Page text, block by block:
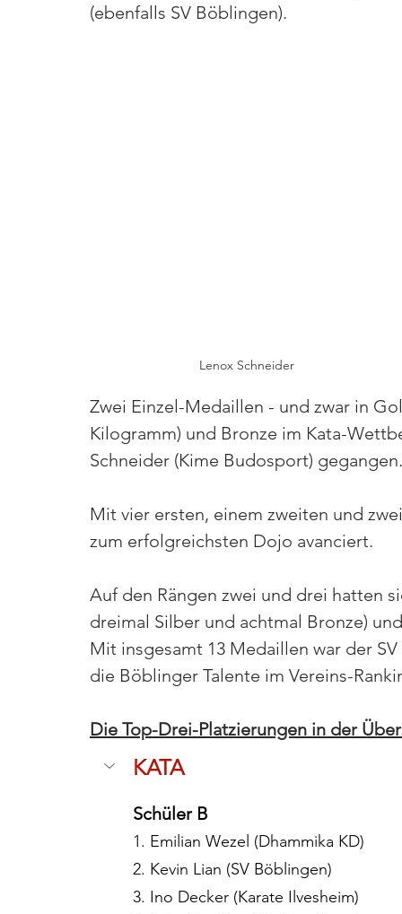
(ebenfalls SV Böblingen).
Lenox Schneider
Zwei Einzel-Medaillen - und zwar in
Kilogramm) und Bronze im Kata-
Schneider (Kime Budosport) gegangen.
Mit vier ersten, einem zweiten und
zum erfolgreichsten Dojo avanciert.
Auf den Rängen zwei und drei hatten
dreimal Silber und achtmal Bronze)
Mit insgesamt 13 Medaillen war der
die Böblinger Talente im Vereins-
Die Top-Drei-Platzierungen in der
KATA
Schüler B
1. Emilian Wezel (Dhammika KD)
2. Kevin Lian (SV Böblingen)
3. Ino Decker (Karate Ilvesheim)